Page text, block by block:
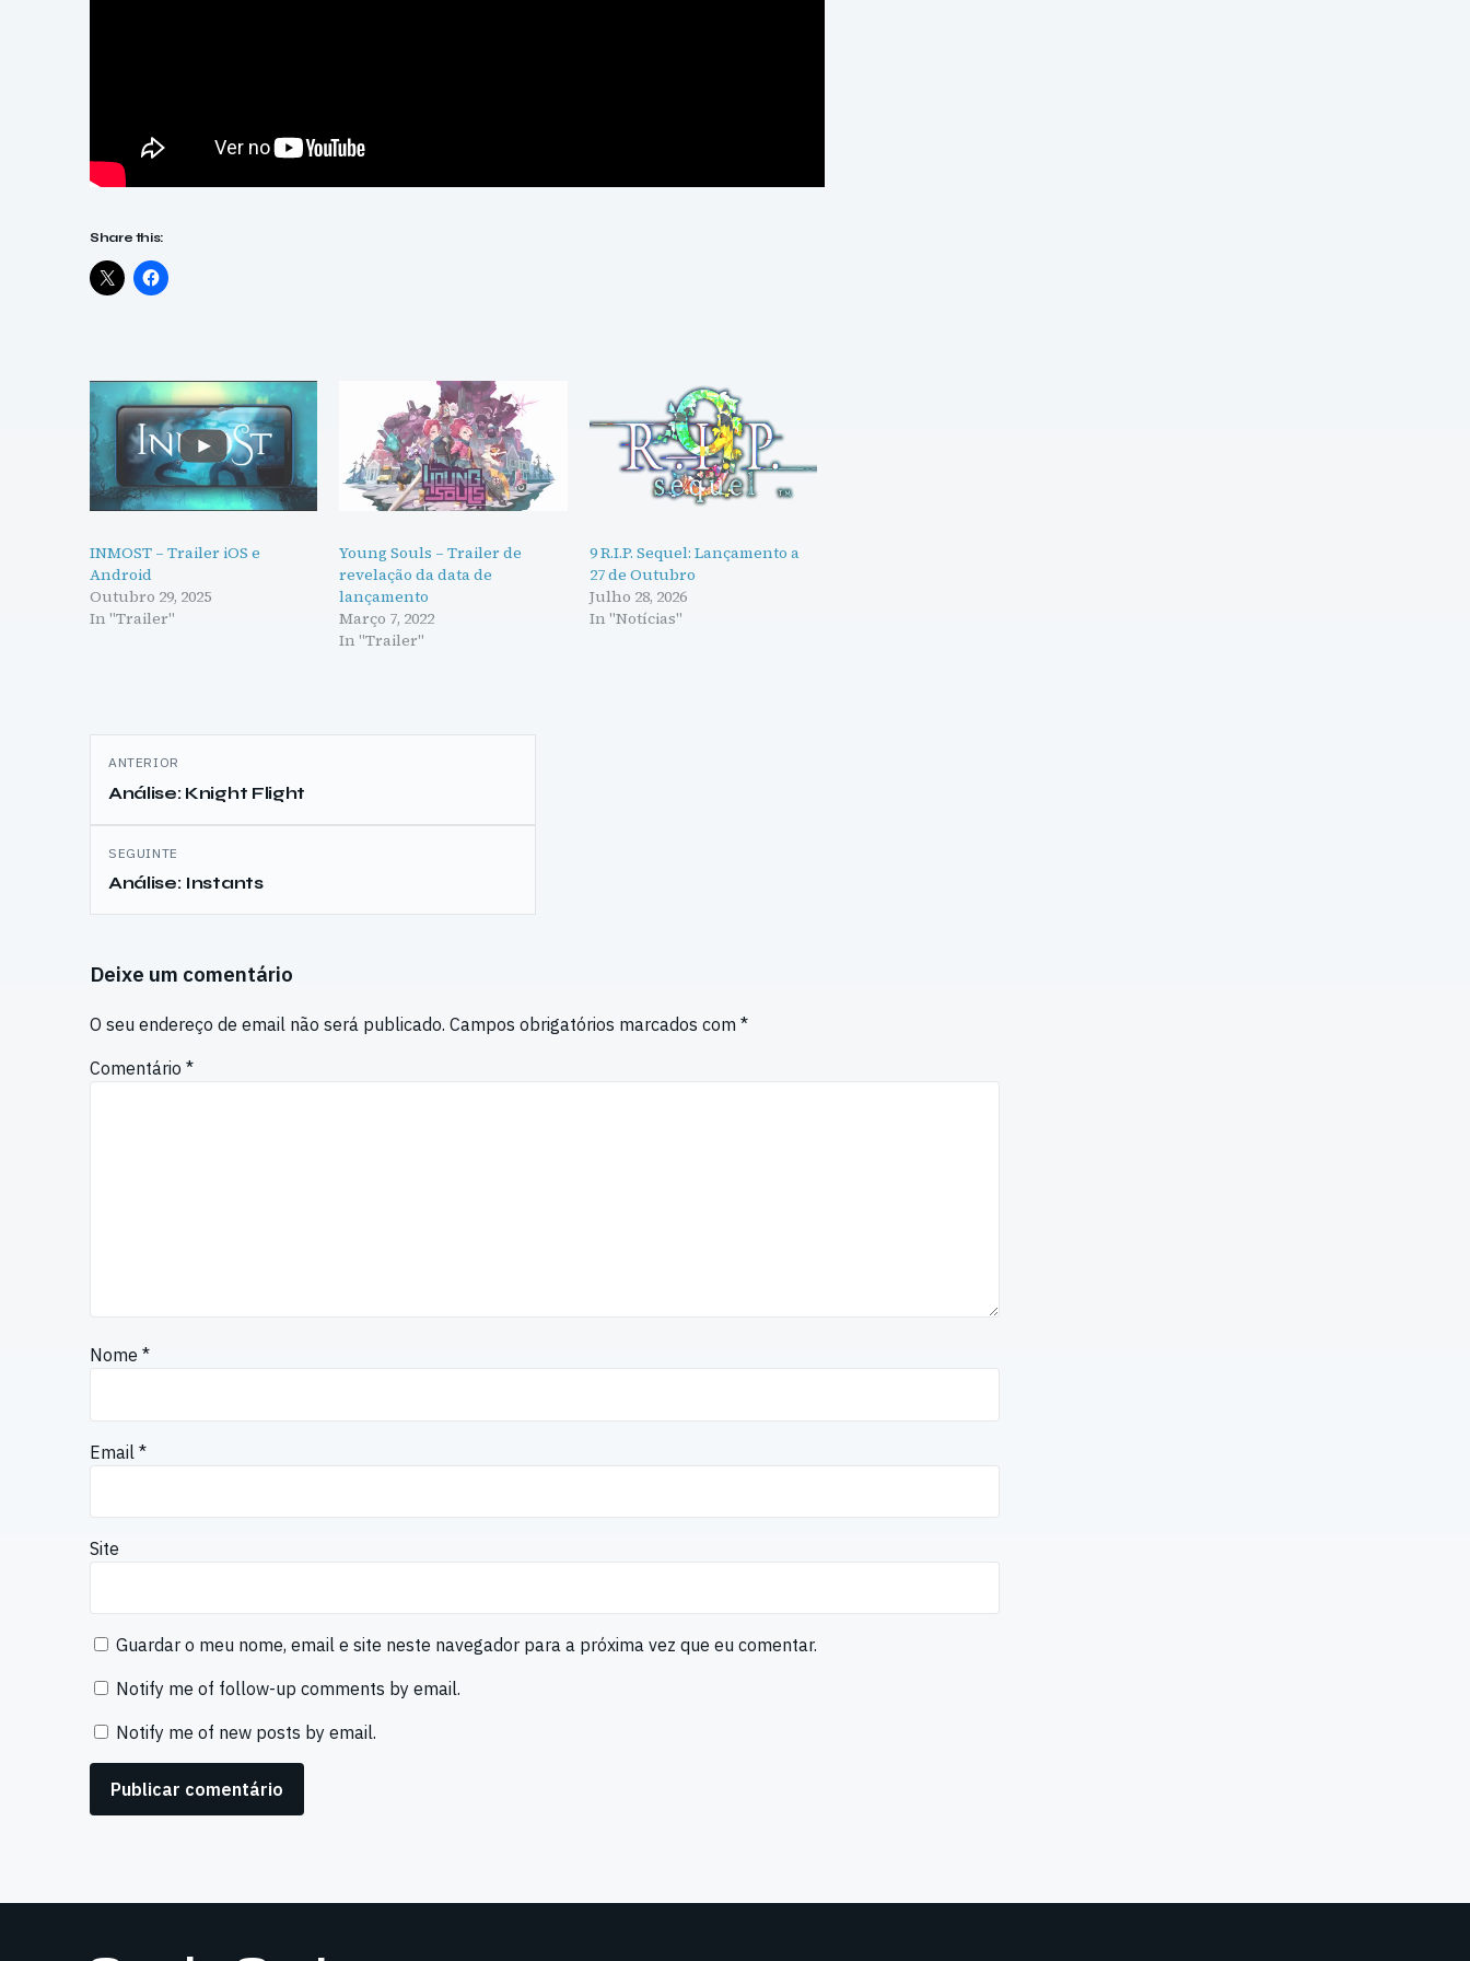
Share this:
INMOST – Trailer iOS e
Android
Outubro 29, 2025
In "Trailer"
Young Souls – Trailer de
revelação da data de
lançamento
Março 7, 2022
In "Trailer"
9 R.I.P. Sequel: Lançamento a
27 de Outubro
Julho 28, 2026
In "Notícias"
Navegação
de
artigos
ANTERIOR
Análise: Knight Flight
SEGUINTE
Análise: Instants
Deixe um comentário
O seu endereço de email não será publicado. Campos obrigatórios marcados com *
Comentário *
Nome *
Email *
Site
Guardar o meu nome, email e site neste navegador para a próxima vez que eu comentar.
Notify me of follow-up comments by email.
Notify me of new posts by email.